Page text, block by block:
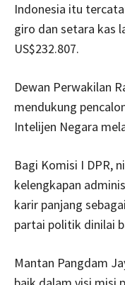
Indonesia itu
giro dan setara kas
US$232.807.
Dewan Perwakilan
mendukung
Intelijen Negara
Bagi Komisi I DPR,
kelengkapan
karir panjang
partai politik dinilai
Mantan Pangdam